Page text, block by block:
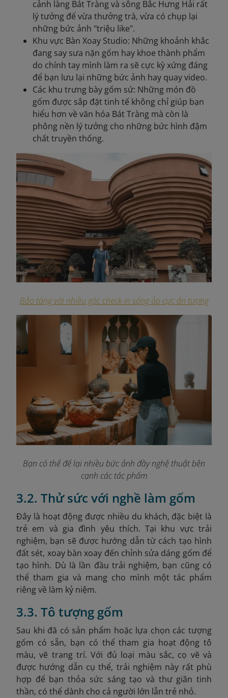
cảnh làng Bát Tràng và sông Bắc Hưng Hải rất
lý tưởng để vừa thưởng trà, vừa có chụp lại
những bức ảnh "triệu like".
Khu vực Bàn Xoay Studio: Những khoảnh khắc
đang say sưa nặn gốm hay khoe thành phẩm
do chính tay mình làm ra sẽ cực kỳ xứng đáng
để bạn lưu lại những bức ảnh hay quay video.
Các khu trưng bày gốm sứ: Những món đồ
gốm được sắp đặt tinh tế không chỉ giúp bạn
hiểu hơn về văn hóa Bát Tràng mà còn là
phông nền lý tưởng cho những bức hình đậm
chất truyền thống.
Bảo tàng với nhiều góc check in sống ảo cực ấn tượng
Bạn có thể để lại nhiều bức ảnh đầy nghệ thuật bên
cạnh các tác phẩm
3.2. Thử sức với nghề làm gốm
Đây là hoạt động được nhiều du khách, đặc biệt là
trẻ em và gia đình yêu thích. Tại khu vực trải
nghiệm, bạn sẽ được hướng dẫn từ cách tạo hình
đất sét, xoay bàn xoay đến chỉnh sửa dáng gốm để
tạo hình. Dù là lần đầu trải nghiệm, bạn cũng có
thể tham gia và mang cho mình một tác phẩm
riêng về làm kỷ niệm.
3.3. Tô tượng gốm
Sau khi đã có sản phẩm hoặc lựa chọn các tượng
gốm có sẵn, bạn có thể tham gia hoạt động tô
màu, vẽ trang trí. Với đủ loại màu sắc, cọ vẽ và
được hướng dẫn cụ thể, trải nghiệm này rất phù
hợp để bạn thỏa sức sáng tạo và thư giãn tinh
thần, có thể dành cho cả người lớn lẫn trẻ nhỏ.